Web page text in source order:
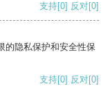
支持[0] 反对[0]
的隐私保护和安全性保
支持[0] 反对[0]